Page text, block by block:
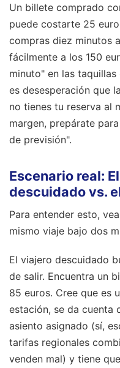
Un billete comprado
puede costarte 25
compras diez minutos
fácilmente a los 150
minuto" en las
es desesperación que
no tienes tu reserva al
margen, prepárate
de previsión".
Escenario real:
descuidado vs.
Para entender esto,
mismo viaje bajo dos
El viajero descuidado
de salir. Encuentra un
85 euros. Cree que es
estación, se da cuenta
asiento asignado (sí,
tarifas regionales
venden mal) y tiene